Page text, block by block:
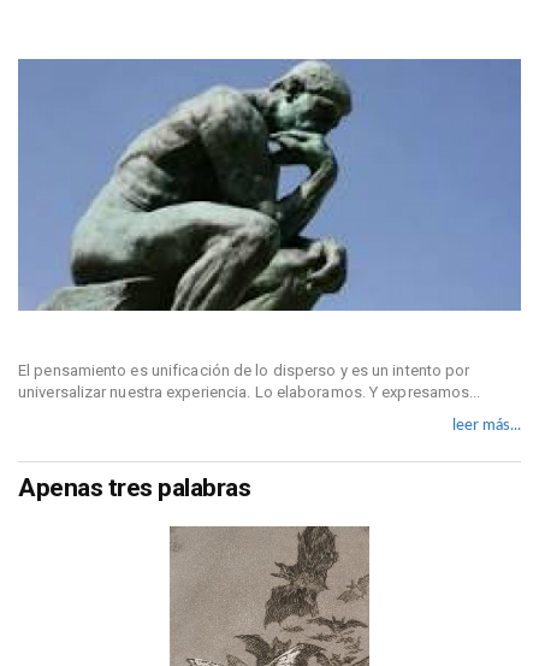
El pensamiento es unificación de lo disperso y es un intento por
universalizar nuestra experiencia. Lo elaboramos. Y expresamos...
leer más...
Apenas tres palabras